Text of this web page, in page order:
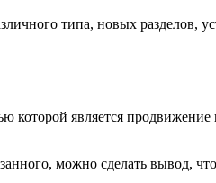
типа, новых разделов,
которой является продвижение
можно сделать вывод,